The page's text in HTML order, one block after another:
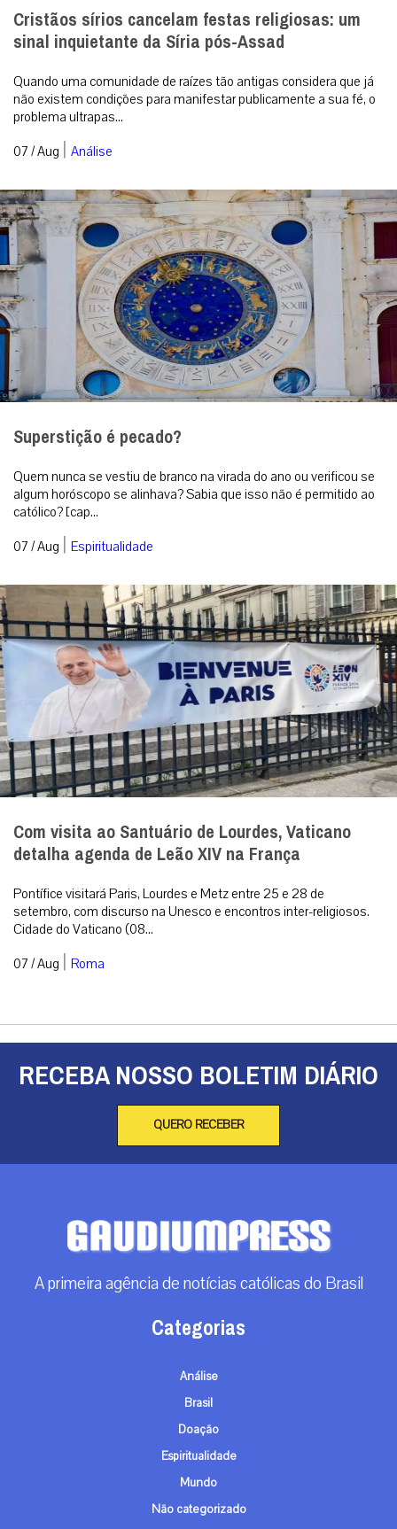
Cristãos sírios cancelam festas religiosas: um
sinal inquietante da Síria pós-Assad
Quando uma comunidade de raízes tão antigas considera que já
não existem condições para manifestar publicamente a sua fé, o
problema ultrapas...
07 / Aug | Análise
Superstição é pecado?
Quem nunca se vestiu de branco na virada do ano ou verificou se
algum horóscopo se alinhava? Sabia que isso não é permitido ao
católico? [cap...
07 / Aug | Espiritualidade
Com visita ao Santuário de Lourdes, Vaticano
detalha agenda de Leão XIV na França
Pontífice visitará Paris, Lourdes e Metz entre 25 e 28 de
setembro, com discurso na Unesco e encontros inter-religiosos.
Cidade do Vaticano (08...
07 / Aug | Roma
RECEBA NOSSO BOLETIM DIÁRIO
QUERO RECEBER
A primeira agência de notícias católicas do Brasil
Categorias
Análise
Brasil
Doação
Espiritualidade
Mundo
Não categorizado